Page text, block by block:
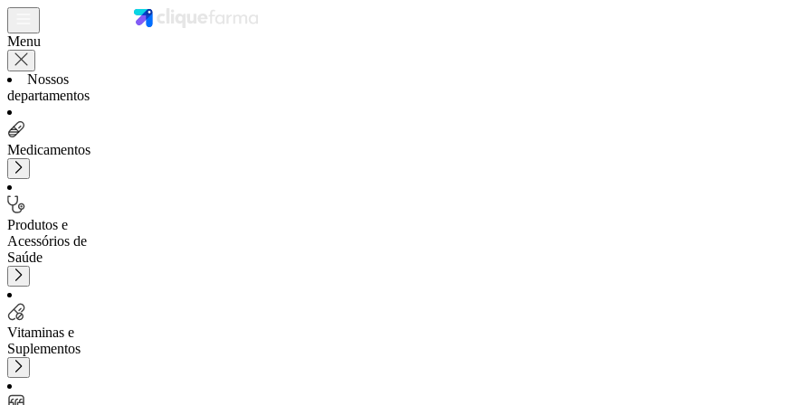
Menu
Nossos
departamentos
Medicamentos
Produtos e
Acessórios de
Saúde
Vitaminas e
Suplementos